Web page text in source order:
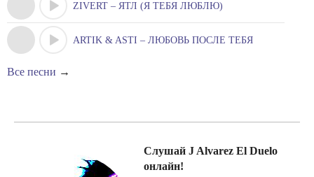
ZIVERT – ЯТЛ (Я ТЕБЯ ЛЮБЛЮ)
ARTIK & ASTI – ЛЮБОВЬ ПОСЛЕ ТЕБЯ
Все песни →
Слушай J Alvarez El Duelo
онлайн!